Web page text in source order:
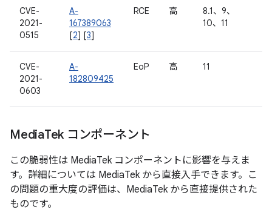
CVE-
2021-
0515
A-
167389063
[2] [3]
RCE 高
8.1、9、
10、11
CVE-
2021-
0603
A-
182809425
EoP 高 11
MediaTek コンポーネント
この脆弱性は MediaTek コンポーネントに影響を与えま
す。詳細については MediaTek から直接入手できます。こ
の問題の重大度の評価は、MediaTek から直接提供された
ものです。